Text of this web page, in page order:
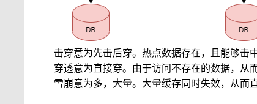
击穿意为先击后穿。热点数据存在，且能够击
穿透意为直接穿。由于访问不存在的数据，从
雪崩意为多，大量。大量缓存同时失效，从而